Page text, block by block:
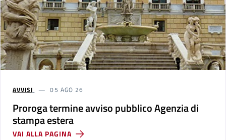
AVVISI 05 AGO 26
Proroga termine avviso pubblico Agenzia di
stampa estera
VAI ALLA PAGINA